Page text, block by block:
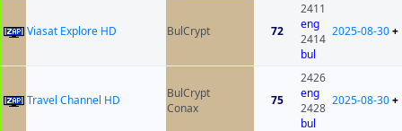
Viasat Explore HD BulCrypt 72
2411
eng
2414
bul
2025-08-30+
Travel Channel HD
BulCrypt
Conax
75
2426
eng
2428
bul
2025-08-30+